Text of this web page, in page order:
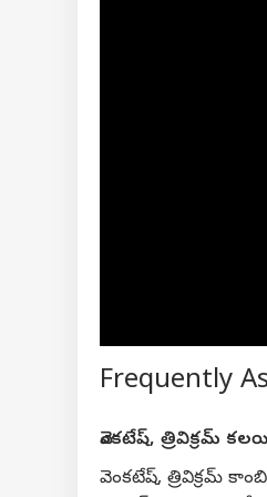
Frequently
వెంకటేష్, త్రివిక్రమ్
వెంకటేష్, త్రివిక్రమ్